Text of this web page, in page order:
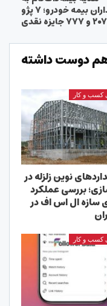
خریداران بیمه خودرو؛ ۷ پژو
۲۰۷ و ۷۷۷ جایزه نقدی
دوست داشته
کسب و کار
نوین زلزله در
بررسی عملکرد
سازه ال اس اف در
کسب و کار